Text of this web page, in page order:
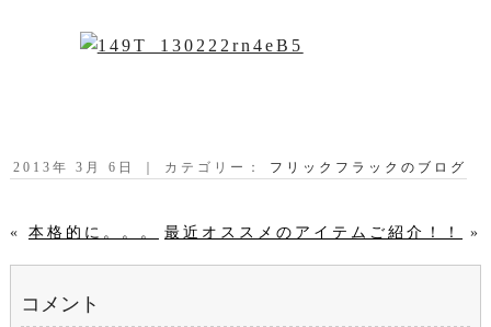
2013年 3月 6日 ｜ カテゴリー： フリックフラックのブログ
« 本格的に。。。 最近オススメのアイテムご紹介！！ »
コメント